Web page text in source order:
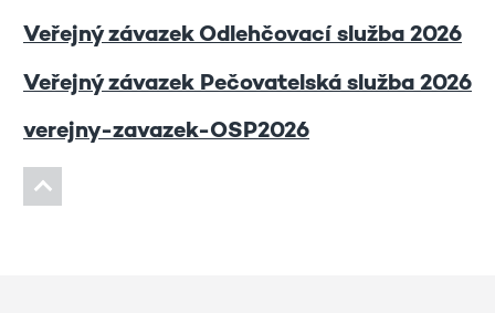
Veřejný závazek Odlehčovací služba 2026
Veřejný závazek Pečovatelská služba 2026
verejny-zavazek-OSP2026